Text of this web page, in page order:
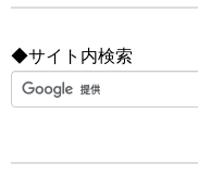
◆サイト内検索